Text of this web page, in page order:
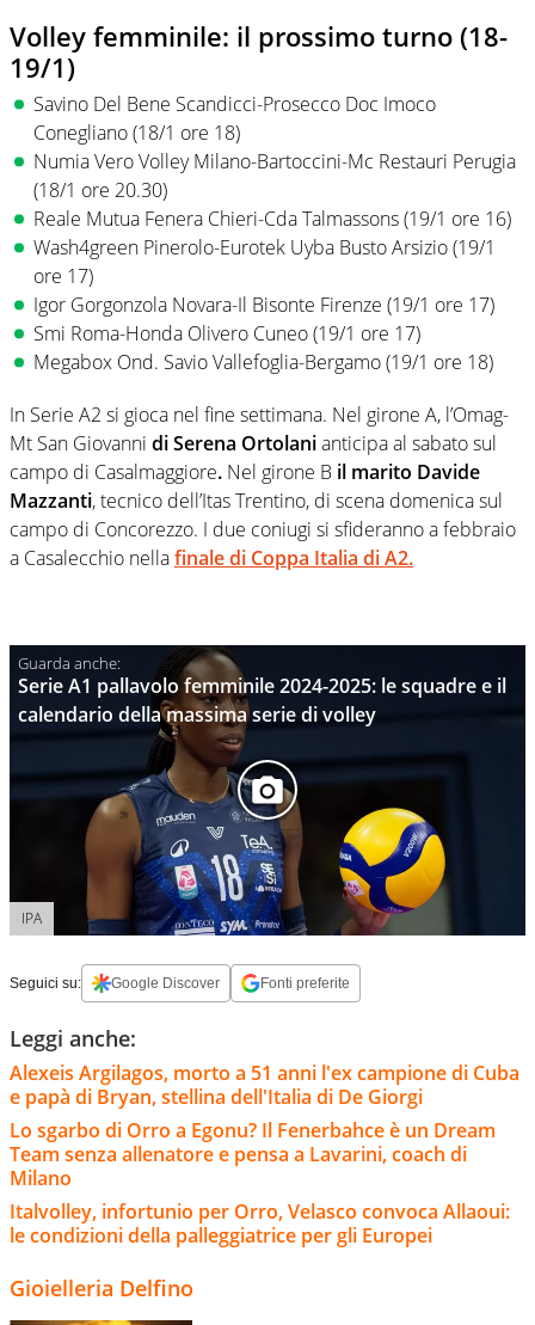
Volley femminile: il prossimo turno (18-
19/1)
Savino Del Bene Scandicci-Prosecco Doc Imoco
Conegliano (18/1 ore 18)
Numia Vero Volley Milano-Bartoccini-Mc Restauri Perugia
(18/1 ore 20.30)
Reale Mutua Fenera Chieri-Cda Talmassons (19/1 ore 16)
Wash4green Pinerolo-Eurotek Uyba Busto Arsizio (19/1
ore 17)
Igor Gorgonzola Novara-Il Bisonte Firenze (19/1 ore 17)
Smi Roma-Honda Olivero Cuneo (19/1 ore 17)
Megabox Ond. Savio Vallefoglia-Bergamo (19/1 ore 18)
In Serie A2 si gioca nel fine settimana. Nel girone A, l’Omag-
Mt San Giovanni di Serena Ortolanianticipa al sabato sul
campo di Casalmaggiore. Nel girone B il marito Davide
Mazzanti, tecnico dell’Itas Trentino, di scena domenica sul
campo di Concorezzo. I due coniugi si sfideranno a febbraio
a Casalecchio nellafinale di Coppa Italia di A2.
Serie A1 pallavolo femminile 2024-2025: le squadre e il
calendario della massima serie di volley
IPA
Seguici su: Google Discover Fonti preferite
Leggi anche:
Alexeis Argilagos, morto a 51 anni l'ex campione di Cuba
e papà di Bryan, stellina dell'Italia di De Giorgi
Lo sgarbo di Orro a Egonu? Il Fenerbahce è un Dream
Team senza allenatore e pensa a Lavarini, coach di
Milano
Italvolley, infortunio per Orro, Velasco convoca Allaoui:
le condizioni della palleggiatrice per gli Europei
Gioielleria Delfino